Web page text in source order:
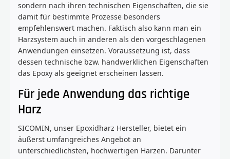
sondern nach ihren technischen Eigenschaften, die sie
damit für bestimmte Prozesse besonders
empfehlenswert machen. Faktisch also kann man ein
Harzsystem auch in anderen als den vorgeschlagenen
Anwendungen einsetzen. Voraussetzung ist, dass
dessen technische bzw. handwerklichen Eigenschaften
das Epoxy als geeignet erscheinen lassen.
Für jede Anwendung das richtige
Harz
SICOMIN, unser Epoxidharz Hersteller, bietet ein
äußerst umfangreiches Angebot an
unterschiedlichsten, hochwertigen Harzen. Darunter